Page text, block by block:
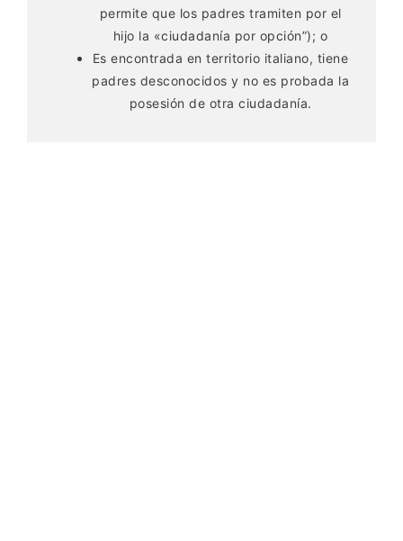
permite que los padres tramiten por el
hijo la «ciudadanía por opción”); o
Es encontrada en territorio italiano, tiene
padres desconocidos y no es probada la
posesión de otra ciudadanía.